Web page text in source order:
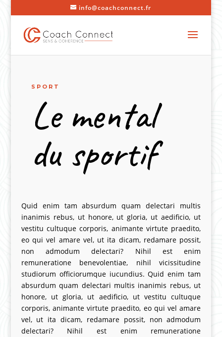
info@coachconnect.fr
SPORT
Le mental
du sportif
Quid enim tam absurdum quam delectari multis
inanimis rebus, ut honore, ut gloria, ut aedificio, ut
vestitu cultuque corporis, animante virtute praedito,
eo qui vel amare vel, ut ita dicam, redamare possit,
non admodum delectari? Nihil est enim
remuneratione benevolentiae, nihil vicissitudine
studiorum officiorumque iucundius. Quid enim tam
absurdum quam delectari multis inanimis rebus, ut
honore, ut gloria, ut aedificio, ut vestitu cultuque
corporis, animante virtute praedito, eo qui vel amare
vel, ut ita dicam, redamare possit, non admodum
delectari? Nihil est enim remuneratione